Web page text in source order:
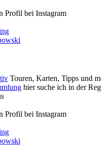
Profil bei Instagram
Touren, Karten, Tipps und
hier suche ich in der
Profil bei Instagram